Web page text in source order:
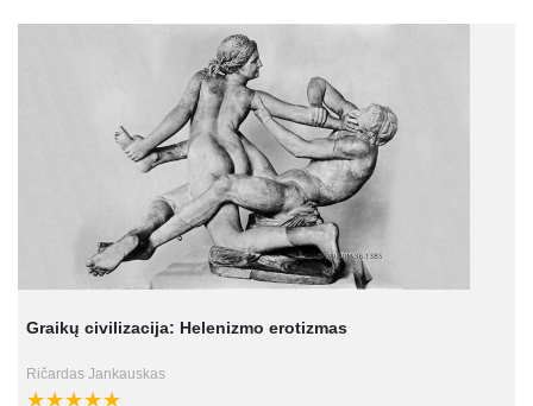
Graikų civilizacija: Helenizmo erotizmas
Ričardas Jankauskas